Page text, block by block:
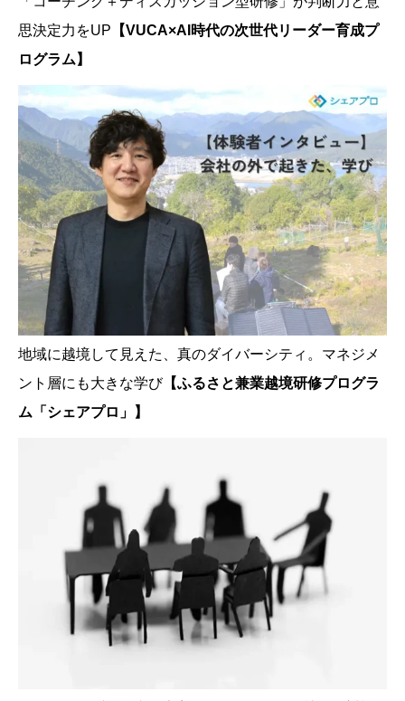
思決定力をUP 【VUCA×AI時代の次世代リーダー育成プ
ログラム】
地域に越境して見えた、真のダイバーシティ。マネジメ
ント層にも大きな学び【ふるさと兼業越境研修プログラ
ム「シェアプロ」】